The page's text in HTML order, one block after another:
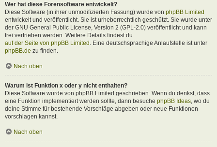
Wer hat diese Forensoftware entwickelt?
Diese Software (in ihrer unmodifizierten Fassung) wurde von phpBB Limited
entwickelt und veröffentlicht. Sie ist urheberrechtlich geschützt. Sie wurde unter
der GNU General Public License, Version 2 (GPL-2.0) veröffentlicht und kann
frei vertrieben werden. Weitere Details findest du
auf der Seite von phpBB Limited . Eine deutschsprachige Anlaufstelle ist unter
phpBB.de zu finden.
Nach oben
Warum ist Funktion x oder y nicht enthalten?
Diese Software wurde von phpBB Limited geschrieben. Wenn du denkst, dass
eine Funktion implementiert werden sollte, dann besuche phpBB Ideas , wo du
deine Stimme für bestehende Vorschläge abgeben oder neue Funktionen
vorschlagen kannst.
Nach oben